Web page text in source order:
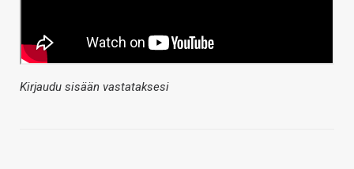
Kirjaudu sisään vastataksesi